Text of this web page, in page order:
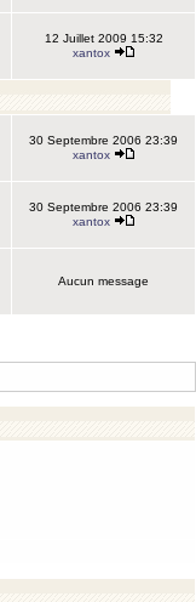
12 Juillet 2009 15:32
xantox
30 Septembre 2006 23:39
xantox
30 Septembre 2006 23:39
xantox
Aucun message